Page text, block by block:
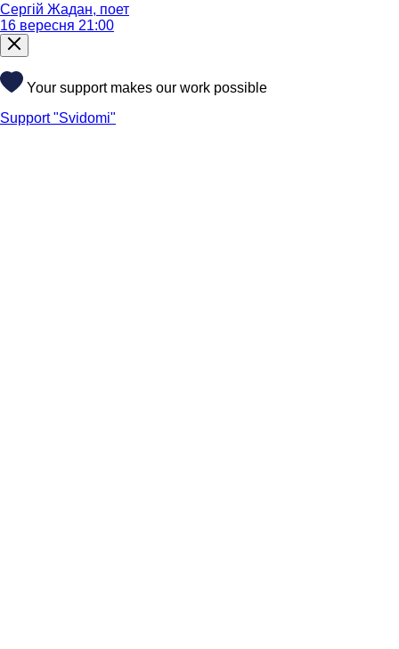
Сергій Жадан, поет
16 вересня 21:00
Your support makes our work possible
Support "Svidomi"